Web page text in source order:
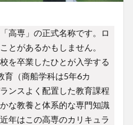
高専」の正式名称です。ロ
とがあるかもしません。
を卒業したひとが入学する
育（商船学科は5年6カ
ンスよく配置した教育課程
な教養と体系的な専門知識
年はこの高専のカリキュラ